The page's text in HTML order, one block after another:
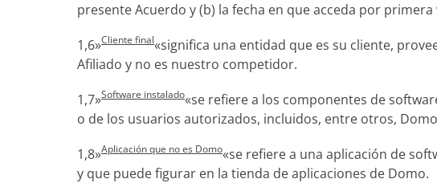
presente Acuerdo y (b) la fecha en que acceda por
1,6»Cliente final«significa una entidad que es su cliente,
Afiliado y no es nuestro competidor.
1,7»Software instalado«se refiere a los componentes de
o de los usuarios autorizados, incluidos, entre otros,
1,8»Aplicación que no es Domo«se refiere a una aplicación de
y que puede figurar en la tienda de aplicaciones de Domo.